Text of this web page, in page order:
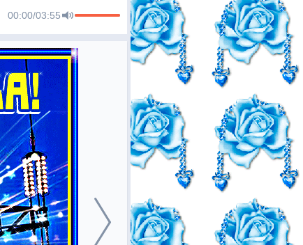
00:00/03:55